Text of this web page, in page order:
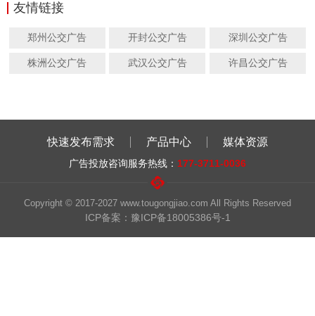
友情链接
郑州公交广告 开封公交广告 深圳公交广告
株洲公交广告 武汉公交广告 许昌公交广告
快速发布需求 产品中心 媒体资源
广告投放咨询服务热线： 177-3711-0036
Copyright © 2017-2027 www.tougongjiao.com All Rights Reserved
ICP备案：豫ICP备18005386号-1